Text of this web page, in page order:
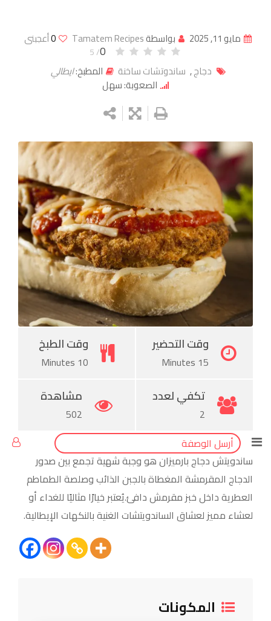
أرسل الوصفة
مايو 11, 2025 بواسطةTamatem Recipes
0أعجبنى
/ 5
دجاج, ساندوتشات ساخنة المطبخ:ايطالي
الصعوبة: سهل
Google+
LinkedIn
Whatsapp
StumbleUpon
Tumblr
Pinterest
وقت التحضير
15 Minutes
وقت الطبخ
10 Minutes
تكفي لعدد مشاهدة
502
ساندويتش دجاج بارميزان هو وجبة شهية تجمع بين صدور
الدجاج المقرمشة المغطاة بالجبن الذائب وصلصة الطماطم
العطرية داخل خبز مقرمش دافئ.يُعتبر خيارًا مثاليًا للغداء أو
لعشاء مميز لعشاق الساندويتشات الغنية بالنكهات الإيطالية.
المكونات